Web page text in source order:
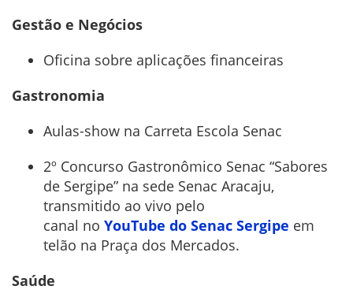
Gestão e Negócios
Oficina sobre aplicações financeiras
Gastronomia
Aulas-show na Carreta Escola Senac
2º Concurso Gastronômico Senac “Sabores
de Sergipe” na sede Senac Aracaju,
transmitido ao vivo pelo
canal no YouTube do Senac Sergipe em
telão na Praça dos Mercados.
Saúde